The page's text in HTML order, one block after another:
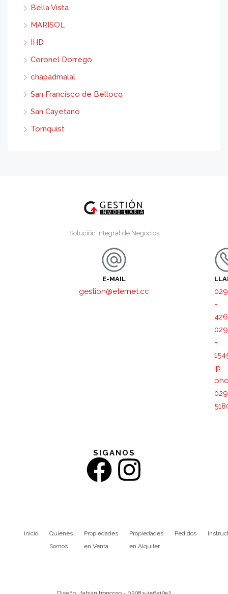
Bella Vista
MARISOL
IHD
Coronel Dorrego
chapadmalal
San Francisco de Bellocq
San Cayetano
Tornquist
Solución Integral de Negocios
E-MAIL
gestion@eternet.cc
-
-
Ip
SIGANOS
Inicio
Quienes
Somos
Propiedades
en Venta
Propiedades
en Alquiler
Pedidos